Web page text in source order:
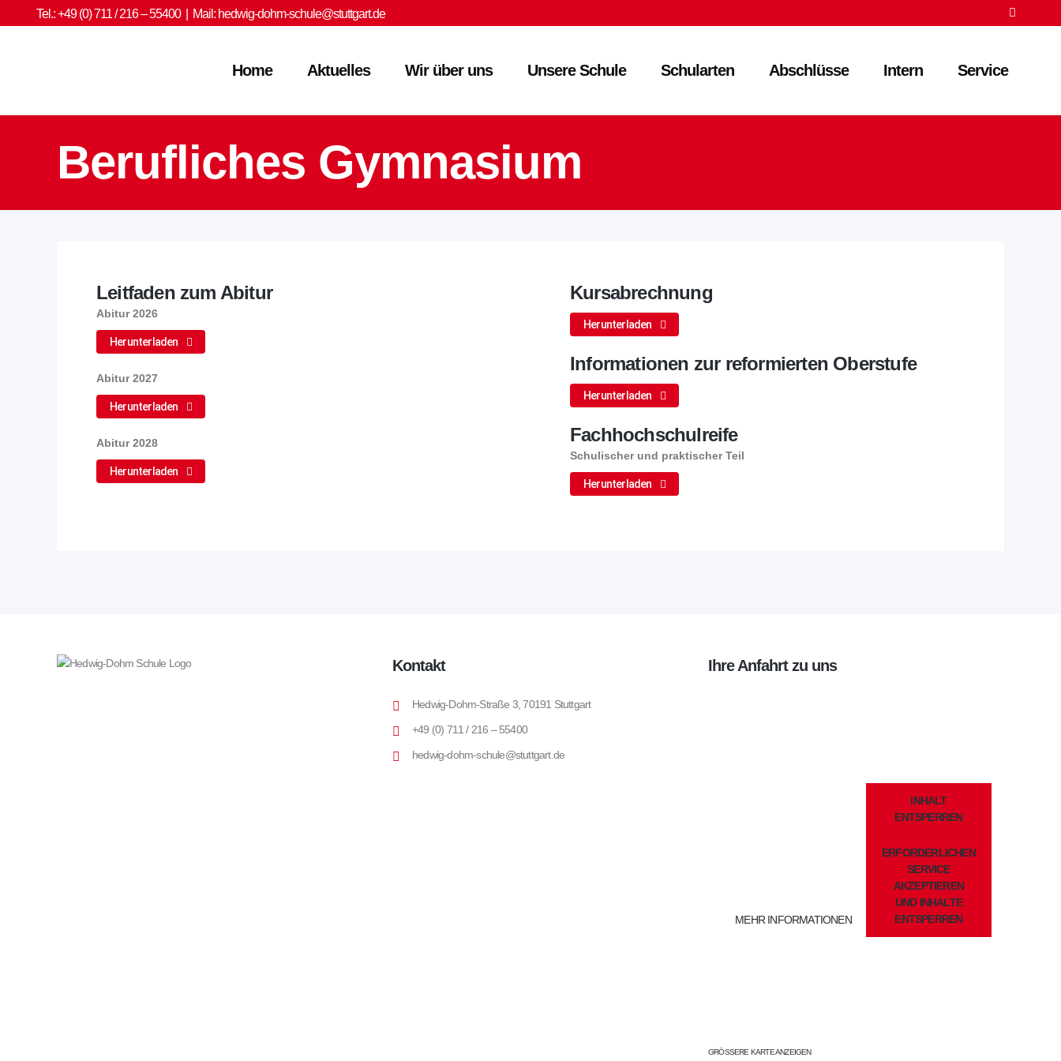
Tel.: +49 (0) 711 / 216 – 55400 | Mail: hedwig-dohm-schule@stuttgart.de
Home Aktuelles Wir über uns Unsere Schule Schularten Abschlüsse Intern Service
Berufliches Gymnasium
Leitfaden zum Abitur
Abitur 2026
Herunterladen
Abitur 2027
Herunterladen
Abitur 2028
Herunterladen
Kursabrechnung
Herunterladen
Informationen zur reformierten Oberstufe
Herunterladen
Fachhochschulreife
Schulischer und praktischer Teil
Herunterladen
Kontakt
Hedwig-Dohm-Straße 3, 70191 Stuttgart
+49 (0) 711 / 216 – 55400
hedwig-dohm-schule@stuttgart.de
Ihre Anfahrt zu uns
MEHR INFORMATIONEN
INHALT
ENTSPERREN
ERFORDERLICHEN
SERVICE
AKZEPTIEREN
UND INHALTE
ENTSPERREN
GRÖSSERE KARTE ANZEIGEN